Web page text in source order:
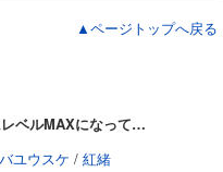
▲ページトップへ戻る
スライム倒して300年、知らないうちにレベルMAXになってました
ユウスケ / 紅緒